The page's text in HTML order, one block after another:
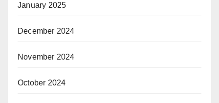
January 2025
December 2024
November 2024
October 2024